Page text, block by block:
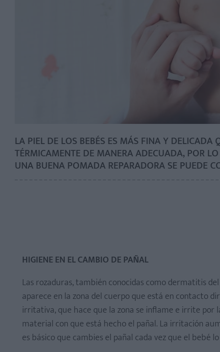
LA PIEL DE LOS BEBÉS ES MÁS FINA Y
TÉRMICAMENTE DE MANERA ADECUADA, POR
UNA BUENA POMADA REPARADORA SE PUEDE
HIGIENE EN EL CAMBIO DE PAÑAL
Las rozaduras, también conocidas como dermatitis
aparece en la zona del cuerpo que está en contacto
irritativa, que hace que la zona se inflame e irrite por
material con que está hecho el pañal. La irritación
es básico que cambies el pañal cada vez que el bebé